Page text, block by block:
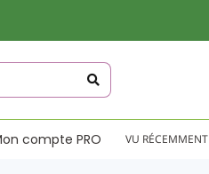
compte PRO VU RÉCEMMENT